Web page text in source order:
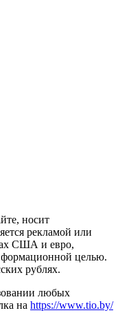
носит
рекламой или
США и евро,
целью.
рублях.
любых
на https://www.tio.by/